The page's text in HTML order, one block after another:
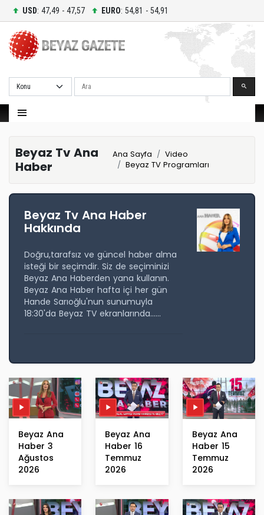
USD: 47,49 - 47,57 EURO: 54,81 - 54,91
Ara
Beyaz Tv Ana
Haber
Ana Sayfa
Video
Beyaz TV Programları
Beyaz Tv Ana Haber
Hakkında
Doğru,tarafsız ve güncel haber alma
isteği bir seçimdir. Siz de seçiminizi
Beyaz Ana Haberden yana kullanın.
Beyaz Ana Haber hafta içi her gün
Hande Sarıoğlu'nun sunumuyla
18:30'da Beyaz TV ekranlarında......
Beyaz Ana
Haber 3
Ağustos
2026
Beyaz Ana
Haber 16
Temmuz
2026
Beyaz Ana
Haber 15
Temmuz
2026